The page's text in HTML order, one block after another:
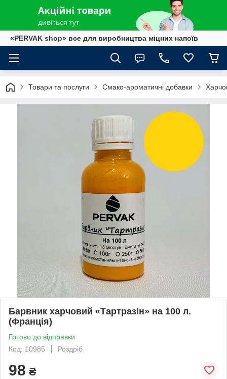
«PERVAK shop» все для виробництва міцних напоїв
Товари та послуги Смако-ароматичні добавки
Барвник харчовий «Тартразін» на 100 л.
(Франція)
Готово до відправки
Код: 10985
Роздріб
98 ₴